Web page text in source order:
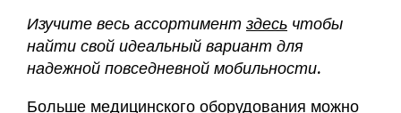
Изучите весь ассортимент здесь чтобы
найти свой идеальный вариант для
надежной повседневной мобильности.
Больше медицинского оборудования можно